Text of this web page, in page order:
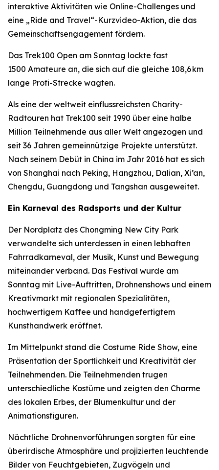
interaktive Aktivitäten wie Online-Challenges und
eine „Ride and Travel“-Kurzvideo-Aktion, die das
Gemeinschaftsengagement fördern.
Das Trek100 Open am Sonntag lockte fast
1500 Amateure an, die sich auf die gleiche 108,6 km
lange Profi-Strecke wagten.
Als eine der weltweit einflussreichsten Charity-
Radtouren hat Trek100 seit 1990 über eine halbe
Million Teilnehmende aus aller Welt angezogen und
seit 36 Jahren gemeinnützige Projekte unterstützt.
Nach seinem Debüt in China im Jahr 2016 hat es sich
von Shanghai nach Peking, Hangzhou, Dalian, Xi’an,
Chengdu, Guangdong und Tangshan ausgeweitet.
Ein Karneval des Radsports und der Kultur
Der Nordplatz des Chongming New City Park
verwandelte sich unterdessen in einen lebhaften
Fahrradkarneval, der Musik, Kunst und Bewegung
miteinander verband. Das Festival wurde am
Sonntag mit Live-Auftritten, Drohnenshows und einem
Kreativmarkt mit regionalen Spezialitäten,
hochwertigem Kaffee und handgefertigtem
Kunsthandwerk eröffnet.
Im Mittelpunkt stand die Costume Ride Show, eine
Präsentation der Sportlichkeit und Kreativität der
Teilnehmenden. Die Teilnehmenden trugen
unterschiedliche Kostüme und zeigten den Charme
des lokalen Erbes, der Blumenkultur und der
Animationsfiguren.
Nächtliche Drohnenvorführungen sorgten für eine
überirdische Atmosphäre und projizierten leuchtende
Bilder von Feuchtgebieten, Zugvögeln und